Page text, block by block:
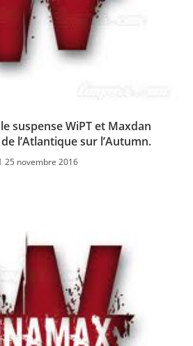
suspense WiPT et Maxdan
l’Atlantique sur l’Autumn.
25 novembre 2016